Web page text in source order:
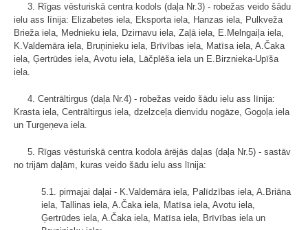
3. Rīgas vēsturiskā centra kodols (daļa Nr.3) - robežas veido šādu
ielu ass līnija: Elizabetes iela, Eksporta iela, Hanzas iela, Pulkveža
Brieža iela, Mednieku iela, Dzirnavu iela, Zaļā iela, E.Melngaiļa iela,
K.Valdemāra iela, Bruņinieku iela, Brīvības iela, Matīsa iela, A.Čaka
iela, Ģertrūdes iela, Avotu iela, Lāčplēša iela un E.Birznieka-Upīša
iela.
4. Centrāltirgus (daļa Nr.4) - robežas veido šādu ielu ass līnija:
Krasta iela, Centrāltirgus iela, dzelzceļa dienvidu nogāze, Gogoļa iela
un Turgeņeva iela.
5. Rīgas vēsturiskā centra kodola ārējās daļas (daļa Nr.5) - sastāv
no trijām daļām, kuras veido šādu ielu ass līnija:
5.1. pirmajai daļai - K.Valdemāra iela, Palīdzības iela, A.Briāna
iela, Tallinas iela, A.Čaka iela, Matīsa iela, Avotu iela,
Ģertrūdes iela, A.Čaka iela, Matīsa iela, Brīvības iela un